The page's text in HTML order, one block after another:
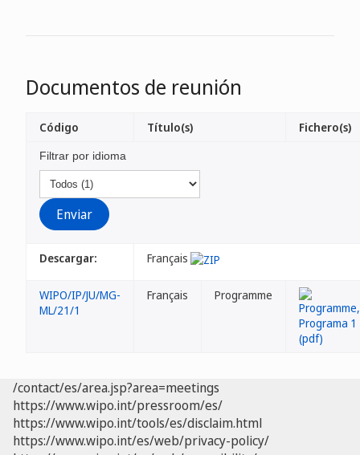
Documentos de reunión
Filtrar por idioma
Descargar: Français
Código Título(s) Fichero(s)
WIPO/IP/JU/MG-
ML/21/1
Français Programme
/contact/es/area.jsp?area=meetings
https://www.wipo.int/pressroom/es/
https://www.wipo.int/tools/es/disclaim.html
https://www.wipo.int/es/web/privacy-policy/